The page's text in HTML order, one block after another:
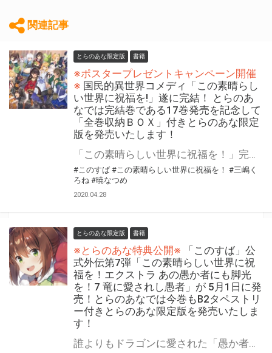
関連記事
とらのあな限定版 書籍
※ポスタープレゼントキャンペーン開催
※ 国民的異世界コメディ「この素晴らし
い世界に祝福を!」遂に完結！ とらのあ
なでは完結巻である17巻発売を記念して
「全巻収納ＢＯＸ」付きとらのあな限定
版を発売いたします！
#このすば #この素晴らしい世界に祝福を！ #三嶋く
ろね #暁なつめ
2020.04.28
とらのあな限定版 書籍
※とらのあな特典公開※
「このすば」公
式外伝第7弾「この素晴らしい世界に祝
福を！エクストラ あの愚か者にも脚光
を！7 竜に愛されし愚者」が 5月1日に発
売！とらのあなでは今巻もB2タペストリ
ー付きとらのあな限定版を発売いたしま
す！